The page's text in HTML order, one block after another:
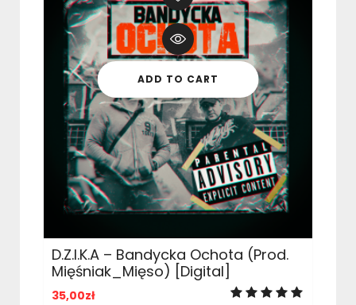
ADD TO CART
D.Z.I.K.A – Bandycka Ochota (prod.
Mięśniak_Mięso) [Digital]
35,00zł